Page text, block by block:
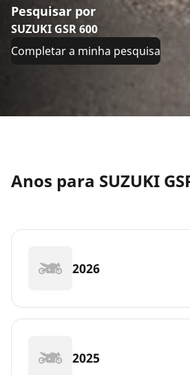
Pesquisar por
SUZUKI GSR 600
Completar a minha pesquisa
Anos para SUZUKI
2026
2025